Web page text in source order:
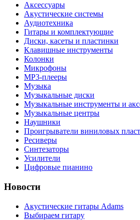
Аксессуары
Акустические системы
Аудиотехника
Гитары и комплектующие
Диски, касеты и пластинки
Клавишные инструменты
Колонки
Микрофоны
МР3-плееры
Музыка
Музыкальные диски
Музыкальные инструменты и
Музыкальные центры
Наушники
Проигрыватели виниловых
Ресиверы
Синтезаторы
Усилители
Цифровые пианино
Новости
Акустические гитары Adams
Выбираем гитару